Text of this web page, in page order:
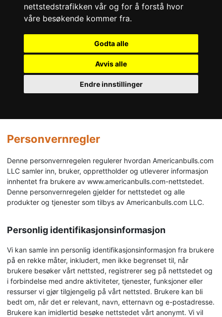
nettstedstrafikken vår og for å forstå hvor
våre besøkende kommer fra.
Godta alle
Avvis alle
Endre innstillinger
Personvernregler
Denne personvernregelen regulerer hvordan Americanbulls.com
LLC samler inn, bruker, opprettholder og utleverer informasjon
innhentet fra brukere av www.americanbulls.com-nettstedet.
Denne personvernregelen gjelder for nettstedet og alle
produkter og tjenester som tilbys av Americanbulls.com LLC.
Personlig identifikasjonsinformasjon
Vi kan samle inn personlig identifikasjonsinformasjon fra brukere
på en rekke måter, inkludert, men ikke begrenset til, når
brukere besøker vårt nettsted, registrerer seg på nettstedet og
i forbindelse med andre aktiviteter, tjenester, funksjoner eller
ressurser vi gjør tilgjengelig på vårt nettsted. Brukere kan bli
bedt om, når det er relevant, navn, etternavn og e-postadresse.
Brukere kan imidlertid besøke nettstedet vårt anonymt. Vi vil